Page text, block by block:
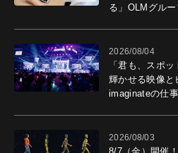
る」OLMグル
2026/08/04
「君も、スポ
輝かせる映像と
imaginateの仕事
2026/08/03